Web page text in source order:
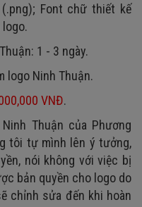
Font chữ thiết kế
1 - 3 ngày.
logo Ninh Thuận.
VNĐ.
Thuận của Phương
tôi tự mình lên ý tưởng,
nói không với việc bị
bản quyền cho logo do
chỉnh sửa đến khi hoàn